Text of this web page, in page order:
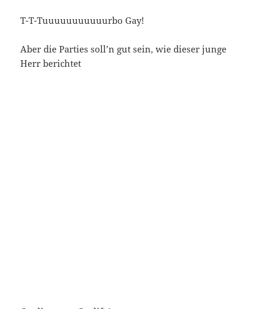
T-T-Tuuuuuuuuuuurbo Gay!
Aber die Parties soll’n gut sein, wie dieser junge
Herr berichtet